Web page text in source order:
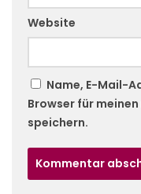
Website
Name, E-Mail-
Browser für
speichern.